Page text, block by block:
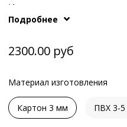
Иные варианты опоры или
нашими менеджерам по
Подробнее
2300.00 руб
Материал изготовления
Картон 3 мм ПВХ 3-